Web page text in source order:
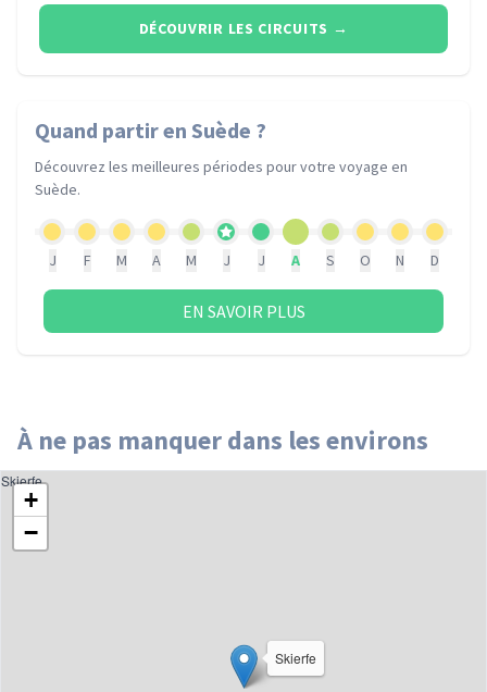
DÉCOUVRIR LES CIRCUITS →
Quand partiren Suède ?
Découvrez les meilleures périodes pour votre voyage en
Suède.
J F M A M J J A S O N D
EN SAVOIR PLUS
À ne pas manquer dans les environs
Skierfe
+
−
Skierfe